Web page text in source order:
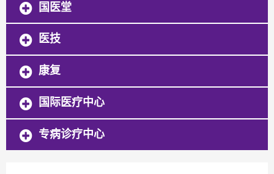
国医堂
医技
康复
国际医疗中心
专病诊疗中心